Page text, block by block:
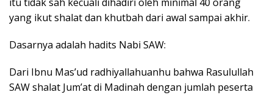
yang ikut shalat dan khutbah dari awal sampai akhir.
Dasarnya adalah hadits Nabi SAW:
Dari Ibnu Mas’ud radhiyallahuanhu bahwa Rasulullah
SAW shalat Jum’at di Madinah dengan jumlah peserta